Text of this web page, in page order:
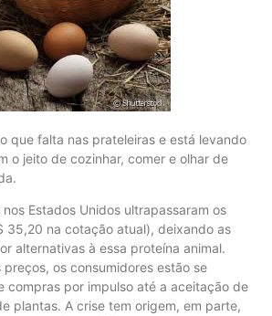
que falta nas prateleiras e está levando
o jeito de cozinhar, comer e olhar de
Estados Unidos ultrapassaram os
35,20 na cotação atual), deixando as
alternativas à essa proteína animal.
preços, os consumidores estão se
por impulso até a aceitação de
plantas. A crise tem origem, em parte,